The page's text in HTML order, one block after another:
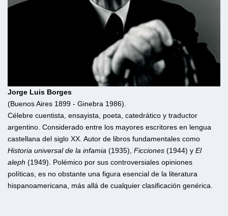
Jorge Luis Borges
(Buenos Aires 1899 - Ginebra 1986).
Célebre cuentista, ensayista, poeta, catedrático y traductor
argentino. Considerado entre los mayores escritores en lengua
castellana del siglo XX. Autor de libros fundamentales como
Historia universal de la infamia (1935), Ficciones (1944) y El
aleph (1949). Polémico por sus controversiales opiniones
políticas, es no obstante una figura esencial de la literatura
hispanoamericana, más allá de cualquier clasificación genérica.